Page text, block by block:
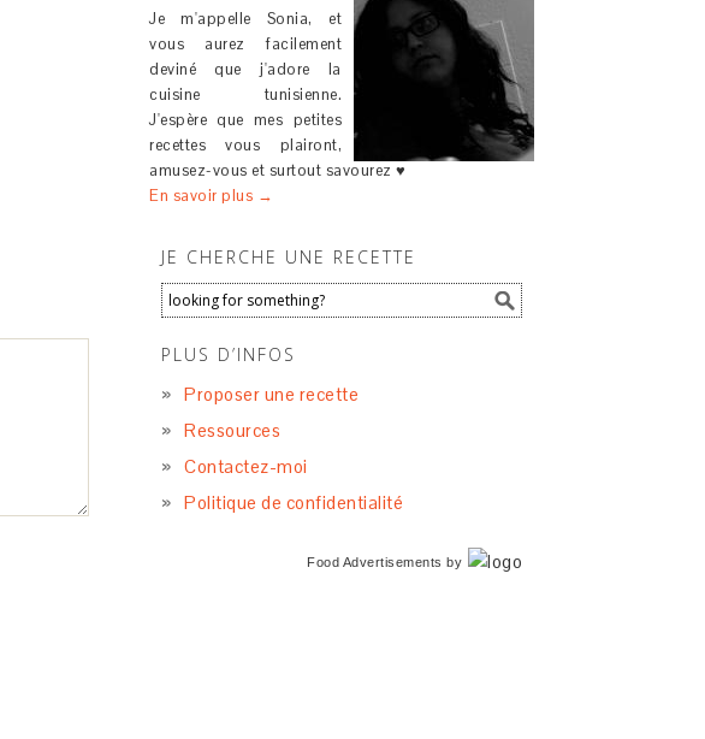
Je m'appelle Sonia, et
vous aurez facilement
deviné que j'adore la
cuisine tunisienne.
J'espère que mes petites
recettes vous plairont,
amusez-vous et surtout savourez ♥
En savoir plus →
JE CHERCHE UNE RECETTE
PLUS D’INFOS
Proposer une recette
Ressources
Contactez-moi
Politique de confidentialité
Food Advertisements by